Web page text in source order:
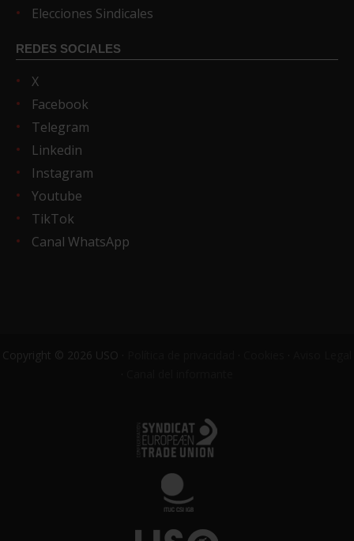
Elecciones Sindicales
REDES SOCIALES
X
Facebook
Telegram
Linkedin
Instagram
Youtube
TikTok
Canal WhatsApp
Copyright © 2026 USO ·